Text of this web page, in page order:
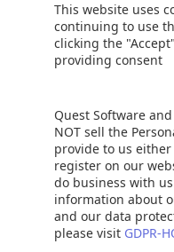
This website uses
continuing to use
clicking the
providing consent
Quest Software
NOT sell the
provide to us
register on our
do business with
information about
and our data
please visit GDPR-